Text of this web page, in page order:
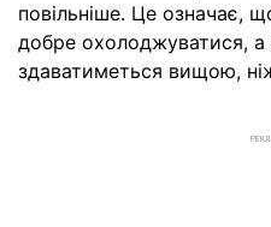
повільніше. Це означає,
добре охолоджуватися,
здаватиметься вищою,